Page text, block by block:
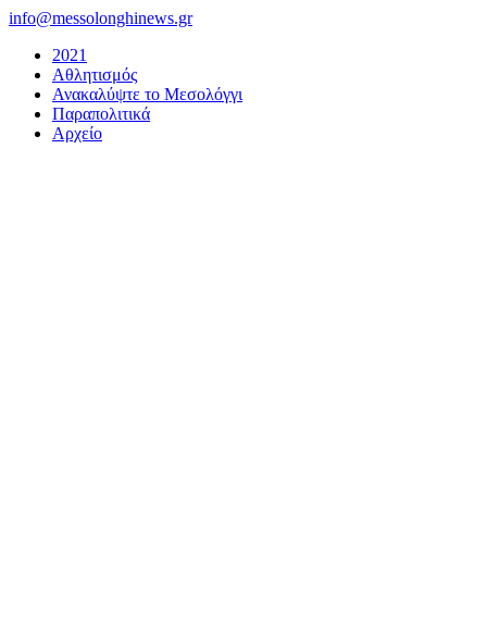
Μετάβαση
περιεχόμενο
info@messolonghinews.gr
2021
Αθλητισμός
Ανακαλύψτε το Μεσολόγγι
Παραπολιτικά
Αρχείο